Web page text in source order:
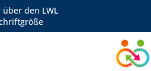
über den LWL